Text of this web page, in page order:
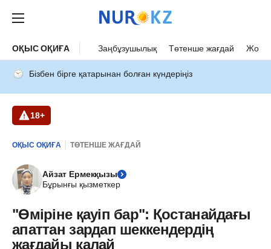
ОҚЫС ОҚИҒА Заңбұзушылық Төтенше жағдай Жол
Бізбен бірге қатарынан болған күндеріңіз
18+
ОҚЫС ОҚИҒА ТӨТЕНШЕ ЖАҒДАЙ
Айзат Ермекқызы
Бұрынғы қызметкер
"Өміріне қауіп бар": Қостанайдағы
апаттан зардап шеккендердің
жағдайы қалай